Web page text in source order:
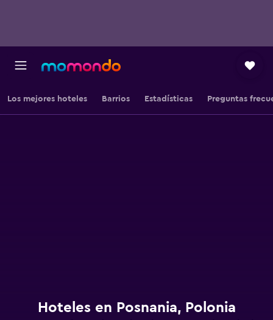
Los mejores hoteles Barrios Estadísticas Preguntas
Hoteles en Posnania, Polonia